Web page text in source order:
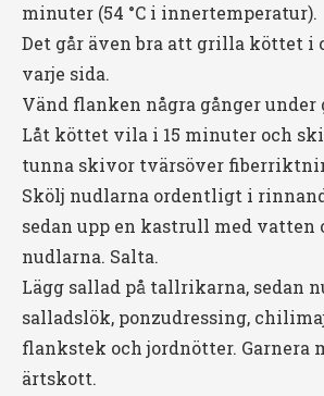
minuter (54 °C i innertemperatur).
Det går även bra att grilla köttet i
varje sida.
Vänd flanken några gånger
Låt köttet vila i 15 minuter och
tunna skivor tvärsöver
Skölj nudlarna ordentligt i
sedan upp en kastrull med vatten
nudlarna. Salta.
Lägg sallad på tallrikarna, sedan
salladslök, ponzudressing,
flankstek och jordnötter. Garnera
ärtskott.